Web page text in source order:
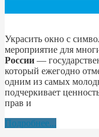
Украсить окно с
мероприятие для
России —
который ежегодно
одним из самых
подчеркивает
прав и
Подробнее...